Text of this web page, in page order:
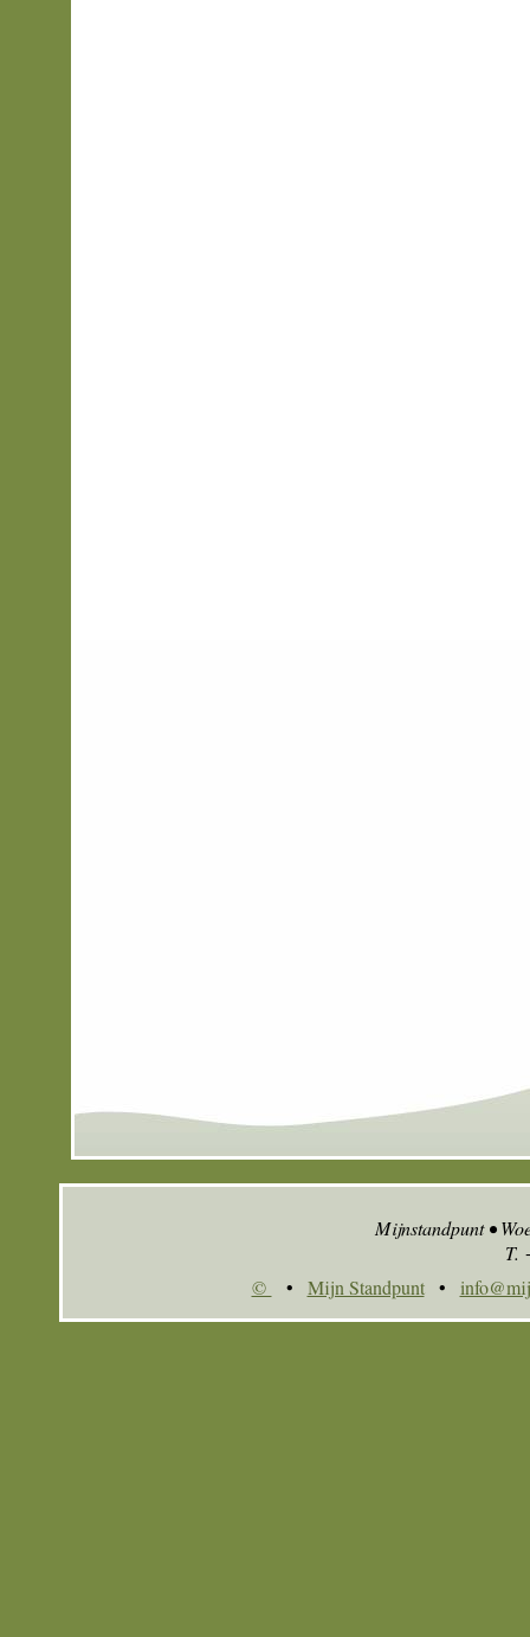
Mijnstandpunt •
T.
©
• Mijn Standpunt •